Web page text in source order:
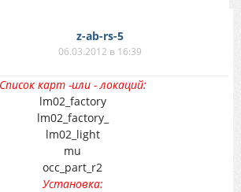
z-ab-rs-5
06.03.2012 в 16:39
Список карт -или - локаций:
lm02_factory
lm02_factory_
lm02_light
mu
occ_part_r2
Установка: